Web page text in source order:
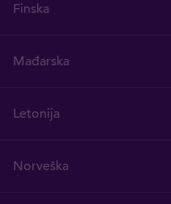
Finska
Mađarska
Letonija
Norveška